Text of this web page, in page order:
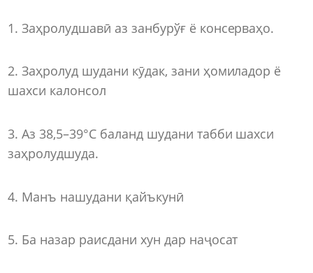
1. Заҳролудшавӣ аз занбурўғ ё консерваҳо.
2. Заҳролуд шудани кӯдак, зани ҳомиладор ё
шахси калонсол
3. Аз 38,5–39°C баланд шудани табби шахси
заҳролудшуда.
4. Манъ нашудани қайъкунӣ
5. Ба назар раисдани хун дар наҷосат